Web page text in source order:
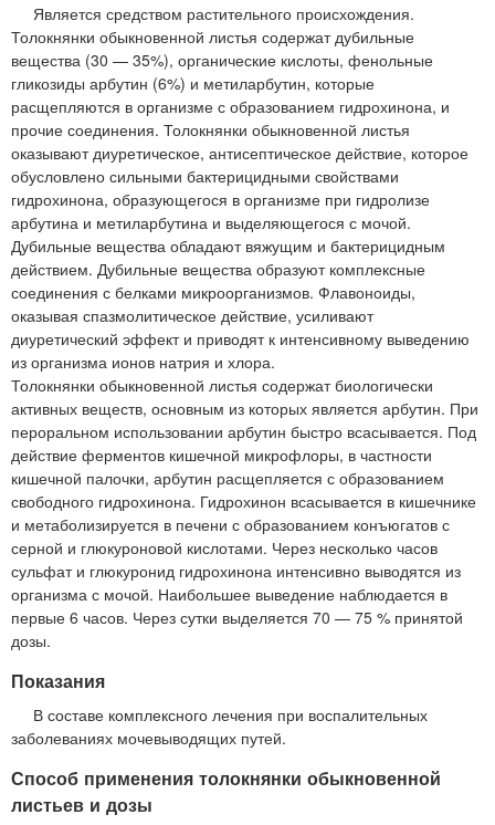
Является средством растительного происхождения.
Толокнянки обыкновенной листья содержат дубильные
вещества (30 — 35%), органические кислоты, фенольные
гликозиды арбутин (6%) и метиларбутин, которые
расщепляются в организме с образованием гидрохинона, и
прочие соединения. Толокнянки обыкновенной листья
оказывают диуретическое, антисептическое действие, которое
обусловлено сильными бактерицидными свойствами
гидрохинона, образующегося в организме при гидролизе
арбутина и метиларбутина и выделяющегося с мочой.
Дубильные вещества обладают вяжущим и бактерицидным
действием. Дубильные вещества образуют комплексные
соединения с белками микроорганизмов. Флавоноиды,
оказывая спазмолитическое действие, усиливают
диуретический эффект и приводят к интенсивному выведению
из организма ионов натрия и хлора.
Толокнянки обыкновенной листья содержат биологически
активных веществ, основным из которых является арбутин. При
пероральном использовании арбутин быстро всасывается. Под
действие ферментов кишечной микрофлоры, в частности
кишечной палочки, арбутин расщепляется с образованием
свободного гидрохинона. Гидрохинон всасывается в кишечнике
и метаболизируется в печени с образованием конъюгатов с
серной и глюкуроновой кислотами. Через несколько часов
сульфат и глюкуронид гидрохинона интенсивно выводятся из
организма с мочой. Наибольшее выведение наблюдается в
первые 6 часов. Через сутки выделяется 70 — 75 % принятой
дозы.
Показания
В составе комплексного лечения при воспалительных
заболеваниях мочевыводящих путей.
Способ применения толокнянки обыкновенной
листьев и дозы